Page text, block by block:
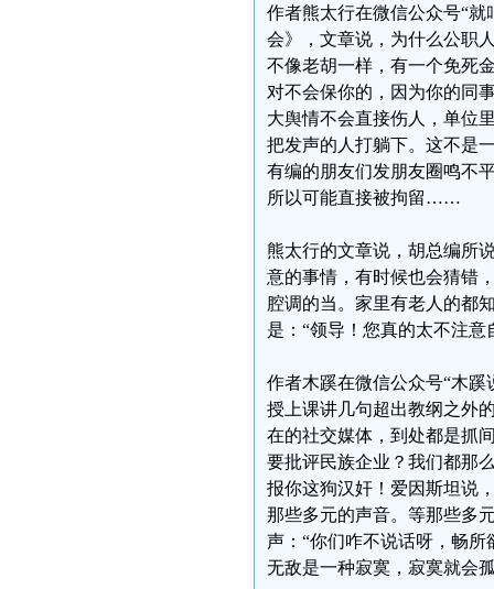
作者熊太行在微信公众号“就
会》，文章说，为什么公职
不像老胡一样，有一个免死
对不会保你的，因为你的同
大舆情不会直接伤人，单位
把发声的人打躺下。这不是
有编的朋友们发朋友圈鸣不
所以可能直接被拘留……
熊太行的文章说，胡总编所
意的事情，有时候也会猜错
腔调的当。家里有老人的都
是：“领导！您真的太不注意
作者木蹊在微信公众号“木蹊
授上课讲几句超出教纲之外
在的社交媒体，到处都是抓
要批评民族企业？我们都那
报你这狗汉奸！爱因斯坦说
那些多元的声音。等那些多
声：“你们咋不说话呀，畅
无敌是一种寂寞，寂寞就会